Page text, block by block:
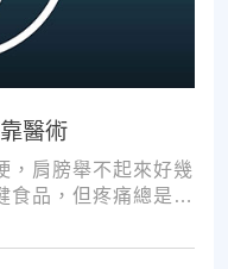
醫術
，肩膀舉不起來好幾
食品，但疼痛總是時